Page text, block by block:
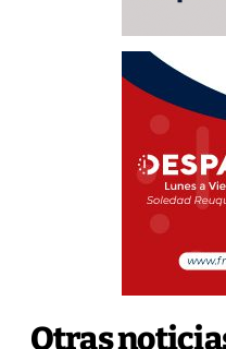
Otras